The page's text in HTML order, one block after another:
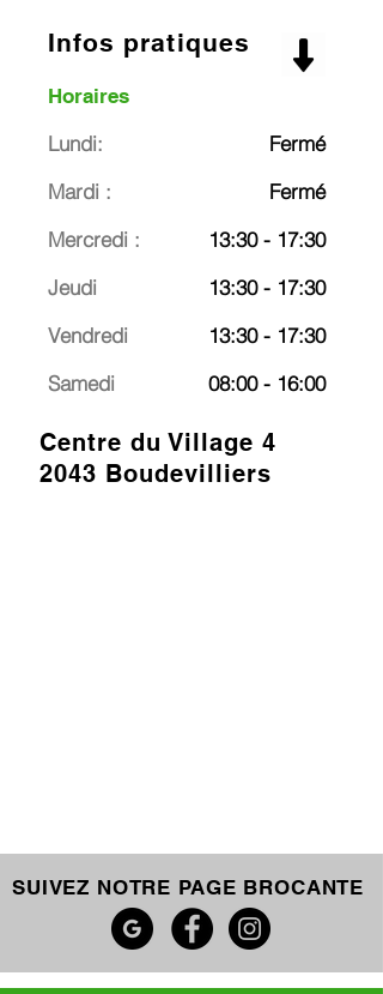
Infos pratiques
Horaires
Lundi:
Mardi :
Mercredi :
Jeudi
Vendredi
Samedi
Fermé
Fermé
13:30 - 17:30
13:30 - 17:30
13:30 - 17:30
08:00 - 16:00
Centre du Village 4
2043 Boudevilliers
SUIVEZ NOTRE PAGE BROCANTE